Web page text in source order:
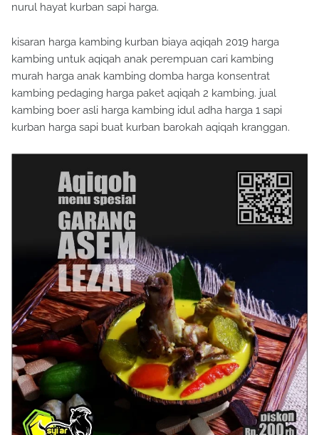
nurul hayat kurban sapi harga.
kisaran harga kambing kurban biaya aqiqah 2019 harga
kambing untuk aqiqah anak perempuan cari kambing
murah harga anak kambing domba harga konsentrat
kambing pedaging harga paket aqiqah 2 kambing. jual
kambing boer asli harga kambing idul adha harga 1 sapi
kurban harga sapi buat kurban barokah aqiqah kranggan.